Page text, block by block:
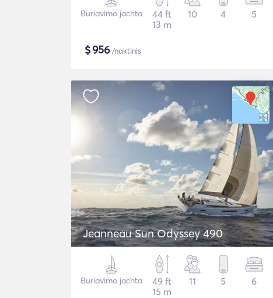
Buriavimo jachta
44 ft
13 m
10 4 5
$956/naktinis
Jeanneau Sun Odyssey 490
Buriavimo jachta
49 ft
15 m
11 5 6